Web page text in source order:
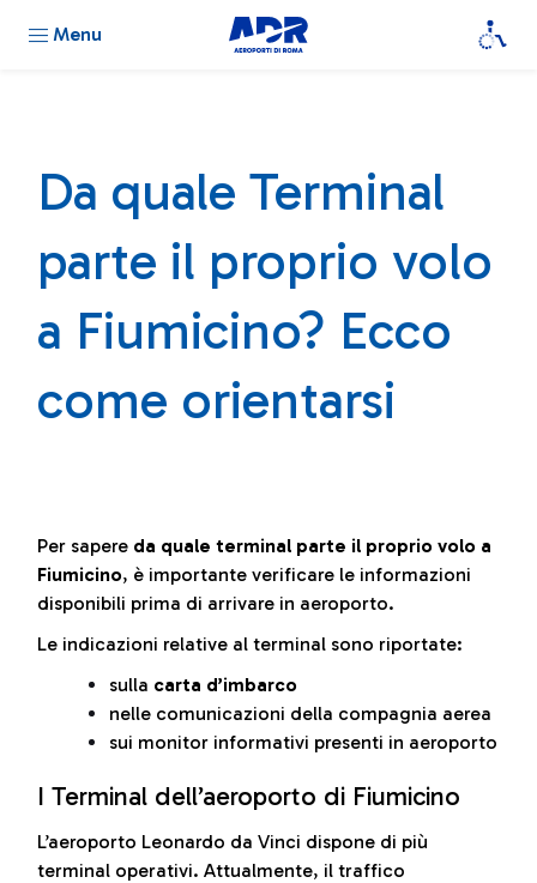
Menu
Da quale Terminal
parte il proprio volo
a Fiumicino? Ecco
come orientarsi
Per sapere da quale terminal parte il proprio volo a
Fiumicino, è importante verificare le informazioni
disponibili prima di arrivare in aeroporto.
Le indicazioni relative al terminal sono riportate:
sulla carta d’imbarco
nelle comunicazioni della compagnia aerea
sui monitor informativi presenti in aeroporto
I Terminal dell’aeroporto di Fiumicino
L’aeroporto Leonardo da Vinci dispone di più
terminal operativi. Attualmente, il traffico